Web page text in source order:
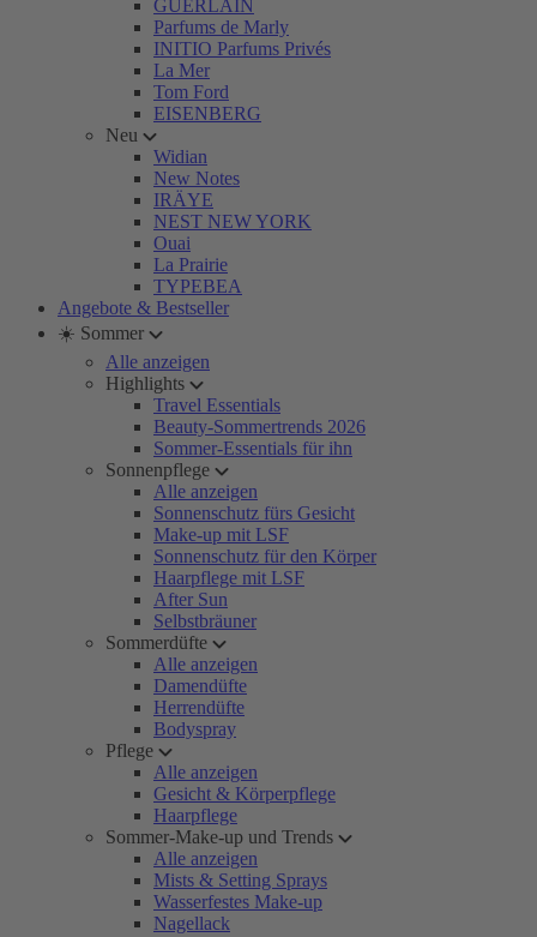
GUERLAIN
Parfums de Marly
INITIO Parfums Privés
La Mer
Tom Ford
EISENBERG
Neu
Widian
New Notes
IRÄYE
NEST NEW YORK
Ouai
La Prairie
TYPEBEA
Angebote & Bestseller
☀️ Sommer
Alle anzeigen
Highlights
Travel Essentials
Beauty-Sommertrends 2026
Sommer-Essentials für ihn
Sonnenpflege
Alle anzeigen
Sonnenschutz fürs Gesicht
Make-up mit LSF
Sonnenschutz für den Körper
Haarpflege mit LSF
After Sun
Selbstbräuner
Sommerdüfte
Alle anzeigen
Damendüfte
Herrendüfte
Bodyspray
Pflege
Alle anzeigen
Gesicht & Körperpflege
Haarpflege
Sommer-Make-up und Trends
Alle anzeigen
Mists & Setting Sprays
Wasserfestes Make-up
Nagellack